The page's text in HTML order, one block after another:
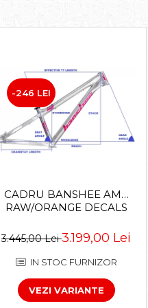
-246 LEI
CADRU BANSHEE AMP
RAW/ORANGE DECALS
3.445,00 Lei3.199,00 Lei
IN STOC FURNIZOR
VEZI VARIANTE